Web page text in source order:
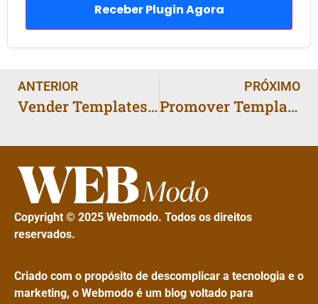
Receber Plugin Agora
ANTERIOR
Vender Templates: Como Lucrar com Recursos Digitais
PRÓXIMO
Promover Templates: 7 Estratégias para Vender Rápido
Copyright © 2025 Webmodo. Todos os direitos
reservados.
Criado com o propósito de descomplicar a tecnologia e o
marketing, o Webmodo é um blog voltado para